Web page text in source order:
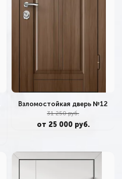
Взломостойкая дверь №12
31 250 руб.
от 25 000 руб.